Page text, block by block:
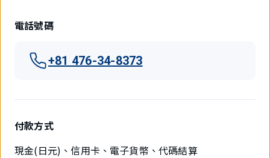
電話號碼
+81 476-34-8373
付款方式
現金(日元)、信用卡、電子貨幣、代碼結算